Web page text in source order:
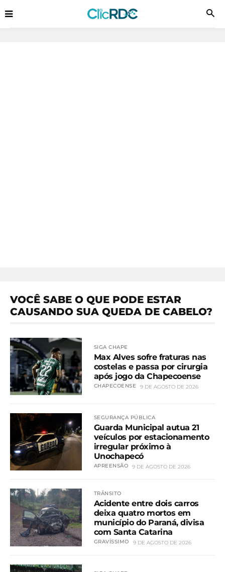
VOCÊ SABE O QUE PODE ESTAR
CAUSANDO SUA QUEDA DE CABELO?
SIGA CHAPE
Max Alves sofre fraturas nas
costelas e passa por cirurgia
após jogo da Chapecoense
CHAPECOENSE 9 DE AGOSTO DE 2026
SEGURANÇA PÚBLICA
Guarda Municipal autua 21
veículos por estacionamento
irregular próximo à
Unochapecó
APREENSÃO 9 DE AGOSTO DE 2026
TRÂNSITO
Acidente entre dois carros
deixa quatro mortos em
município do Paraná, divisa
com Santa Catarina
GRAVÍSSIMO 9 DE AGOSTO DE 2026